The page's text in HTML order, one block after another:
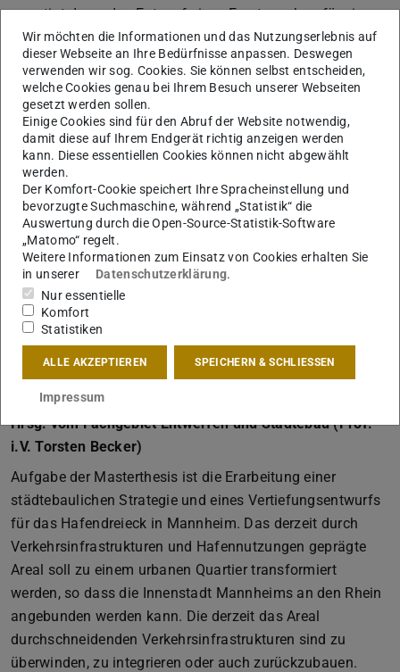
ermutigt dazu, den Entwurf eines Ersatzneubau für ein
zerstörtes Gebäude als Fallstudie zu denken. Wir gehen
dafür nach Odessa im Süden der Ukraine, genauer in die
sozialistische Großsiedlung Cheryomushki. Dort
entwerfen wir einen Neubau, den wir hoffnungsvoll Serie
2025 nennen.
Zu diesem Unterfangen gehört ein trotziger Optimismus
ebenso wie eine beharrliche Kultur- und Lebensfreude.
Unser externer Blick soll nicht aus einer imperialistischen
Perspektive des Besserwissens, sondern aus einer
diversen Perspektive erfolgen, was pluralistische und
vielleicht überraschende Fragen und Antworten
produzieren kann.
Hafendreieck Mannheim
Hrsg. vom Fachgebiet Entwerfen und Städtebau (Prof.
i.V. Torsten Becker)
Aufgabe der Masterthesis ist die Erarbeitung einer
städtebaulichen Strategie und eines Vertiefungsentwurfs
für das Hafendreieck in Mannheim. Das derzeit durch
Verkehrsinfrastrukturen und Hafennutzungen geprägte
Areal soll zu einem urbanen Quartier transformiert
werden, so dass die Innenstadt Mannheims an den Rhein
angebunden werden kann. Die derzeit das Areal
durchschneidenden Verkehrsinfrastrukturen sind zu
überwinden, zu integrieren oder auch zurückzubauen.
Wir möchten die Informationen und das Nutzungserlebnis auf
dieser Webseite an Ihre Bedürfnisse anpassen. Deswegen
verwenden wir sog. Cookies. Sie können selbst entscheiden,
welche Cookies genau bei Ihrem Besuch unserer Webseiten
gesetzt werden sollen.
Einige Cookies sind für den Abruf der Website notwendig,
damit diese auf Ihrem Endgerät richtig anzeigen werden
kann. Diese essentiellen Cookies können nicht abgewählt
werden.
Der Komfort-Cookie speichert Ihre Spracheinstellung und
bevorzugte Suchmaschine, während „Statistik“ die
Auswertung durch die Open-Source-Statistik-Software
„Matomo“ regelt.
Weitere Informationen zum Einsatz von Cookies erhalten Sie
in unserer
Datenschutzerklärung.
Nur essentielle
Komfort
Statistiken
ALLE AKZEPTIEREN SPEICHERN & SCHLIESSEN
Impressum